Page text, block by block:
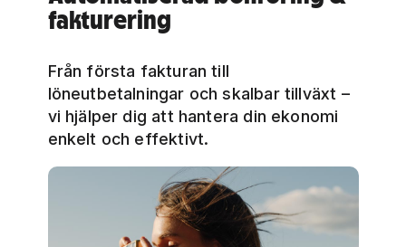
fakturering
Från första fakturan till
löneutbetalningar och skalbar tillväxt –
vi hjälper dig att hantera din ekonomi
enkelt och effektivt.